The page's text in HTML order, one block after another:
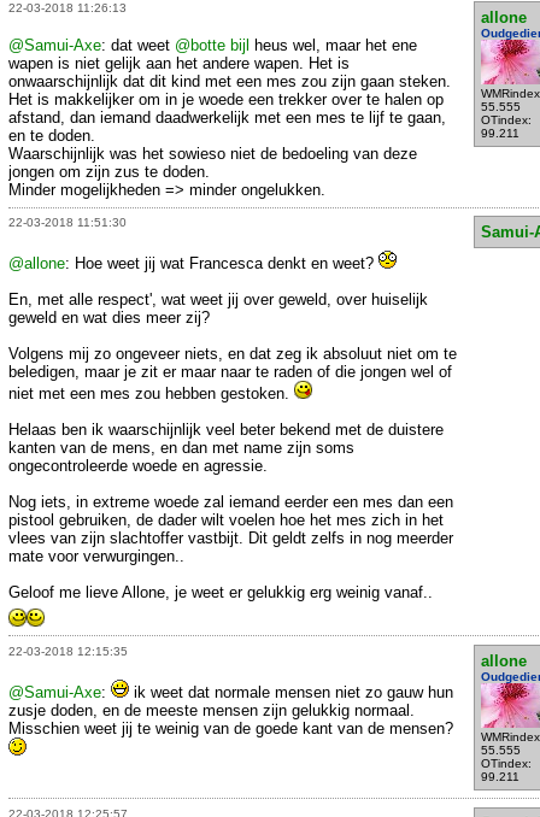
22-03-2018 11:26:13
allone
55.555
OTindex:
99.211
@Samui-Axe: dat weet @botte bijl
heus wel, maar het ene
wapen is niet gelijk aan het andere wapen. Het is
onwaarschijnlijk dat dit kind met een mes zou zijn gaan steken.
Het is makkelijker om in je woede een trekker over te halen op
afstand, dan iemand daadwerkelijk met een mes te lijf te gaan,
en te doden.
Waarschijnlijk was het sowieso niet de bedoeling van deze
jongen om zijn zus te doden.
Minder mogelijkheden => minder ongelukken.
22-03-2018 11:51:30
Samui-
@allone: Hoe weet jij wat Francesca denkt en weet?
En, met alle respect', wat weet jij over geweld, over huiselijk
geweld en wat dies meer zij?
Volgens mij zo ongeveer niets, en dat zeg ik absoluut niet om te
beledigen, maar je zit er maar naar te raden of die jongen wel of
niet met een mes zou hebben gestoken.
Helaas ben ik waarschijnlijk veel beter bekend met de duistere
kanten van de mens, en dan met name zijn soms
ongecontroleerde woede en agressie.
Nog iets, in extreme woede zal iemand eerder een mes dan een
pistool gebruiken, de dader wilt voelen hoe het mes zich in het
vlees van zijn slachtoffer vastbijt. Dit geldt zelfs in nog meerder
mate voor verwurgingen..
Geloof me lieve Allone, je weet er gelukkig erg weinig vanaf..
22-03-2018 12:15:35
allone
55.555
OTindex:
99.211
@Samui-Axe:
ik weet dat normale mensen niet zo gauw hun
zusje doden, en de meeste mensen zijn gelukkig normaal.
Misschien weet jij te weinig van de goede kant van de mensen?
22-03-2018 12:25:57